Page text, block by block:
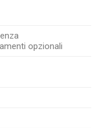
opzionali